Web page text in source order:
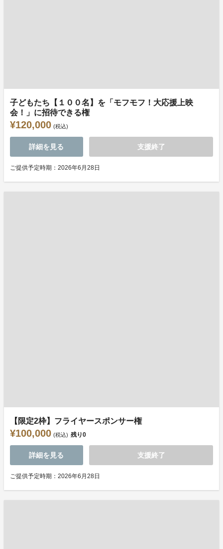
子どもたち【１００名】を「モフモフ！大応援上映
会！」に招待できる権
¥120,000 (税込)
詳細を見る 支援終了
ご提供予定時期：2026年6月28日
【限定2枠】フライヤースポンサー権
¥100,000 (税込) 残り0
詳細を見る 支援終了
ご提供予定時期：2026年6月28日